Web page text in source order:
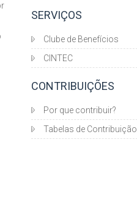
SERVIÇOS
Clube de Benefícios
CINTEC
CONTRIBUIÇÕES
Por que contribuir?
Tabelas de Contribuição